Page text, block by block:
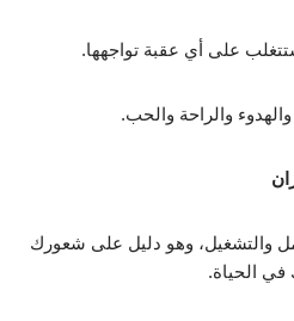
على أي عقبة تواجهها.
والراحة والحب.
والتشغيل، وهو دليل على شعورك
الحياة.